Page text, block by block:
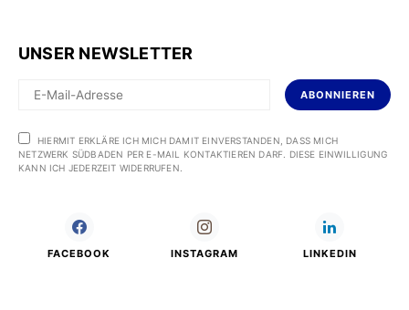
UNSER NEWSLETTER
ABONNIEREN
HIERMIT ERKLÄRE ICH MICH DAMIT EINVERSTANDEN, DASS MICH
NETZWERK SÜDBADEN PER E-MAIL KONTAKTIEREN DARF. DIESE EINWILLIGUNG
KANN ICH JEDERZEIT WIDERRUFEN.
FACEBOOK INSTAGRAM LINKEDIN